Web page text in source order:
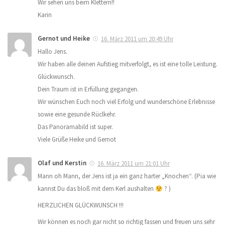
Wir sehen uns beim Klettern!!
Karin
Gernot und Heike
16. März 2011 um 20:49 Uhr
Hallo Jens.
Wir haben alle deinen Aufstieg mitverfolgt, es ist eine tolle Leistung.
Glückwunsch.
Dein Traum ist in Erfüllung gegangen.
Wir wünschen Euch noch viel Erfolg und wunderschöne Erlebnisse
sowie eine gesunde Rüclkehr.
Das Panoramabild ist super.
Viele Grüße Heike und Gernot
Olaf und Kerstin
16. März 2011 um 21:01 Uhr
Mann oh Mann, der Jens ist ja ein ganz harter „Knochen“. (Pia wie
kannst Du das bloß mit dem Kerl aushalten
? )
HERZLICHEN GLÜCKWUNSCH !!!
Wir können es noch gar nicht so richtig fassen und freuen uns sehr